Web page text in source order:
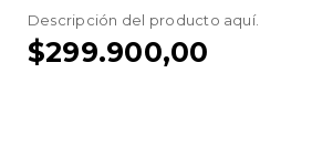
Descripción del producto aquí.
$299.900,00